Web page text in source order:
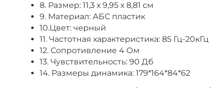
8. Размер: 11,3 х 9,95 х 8,81 см
9. Материал: АБС пластик
10.Цвет: черный
11. Частотная характеристика: 85 Гц-20кГц
12. Сопротивление 4 Ом
13. Чувствительность: 90 Дб
14. Размеры динамика: 179*164*84*62